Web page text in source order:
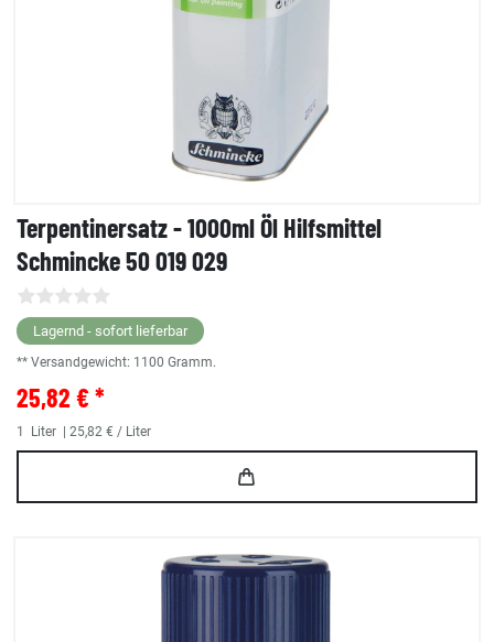
Terpentinersatz - 1000ml Öl Hilfsmittel
Schmincke 50 019 029
Lagernd - sofort lieferbar
** Versandgewicht: 1100 Gramm.
25,82 € *
1 Liter | 25,82 € / Liter